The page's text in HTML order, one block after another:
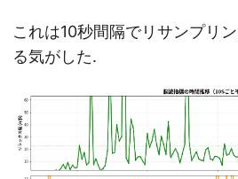
これは10秒間隔でリサンプリ
る気がした.